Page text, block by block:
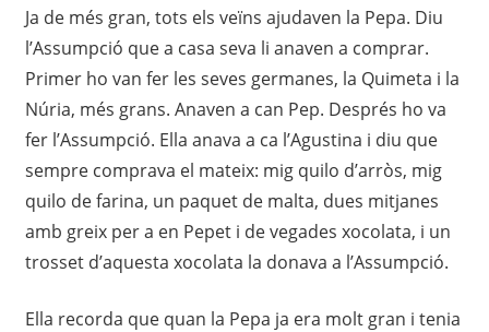
Ja de més gran, tots els veïns ajudaven la Pepa. Diu
l’Assumpció que a casa seva li anaven a comprar.
Primer ho van fer les seves germanes, la Quimeta i la
Núria, més grans. Anaven a can Pep. Després ho va
fer l’Assumpció. Ella anava a ca l’Agustina i diu que
sempre comprava el mateix: mig quilo d’arròs, mig
quilo de farina, un paquet de malta, dues mitjanes
amb greix per a en Pepet i de vegades xocolata, i un
trosset d’aquesta xocolata la donava a l’Assumpció.
Ella recorda que quan la Pepa ja era molt gran i tenia